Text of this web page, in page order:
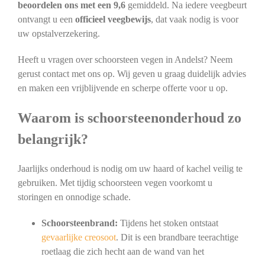
beoordelen ons met een 9,6gemiddeld. Na iedere veegbeurt
ontvangt u een officieel veegbewijs, dat vaak nodig is voor
uw opstalverzekering.
Heeft u vragen over schoorsteen vegen in Andelst? Neem
gerust contact met ons op. Wij geven u graag duidelijk advies
en maken een vrijblijvende en scherpe offerte voor u op.
Waarom is schoorsteenonderhoud zo
belangrijk?
Jaarlijks onderhoud is nodig om uw haard of kachel veilig te
gebruiken. Met tijdig schoorsteen vegen voorkomt u
storingen en onnodige schade.
Schoorsteenbrand: Tijdens het stoken ontstaat
gevaarlijke creosoot. Dit is een brandbare teerachtige
roetlaag die zich hecht aan de wand van het